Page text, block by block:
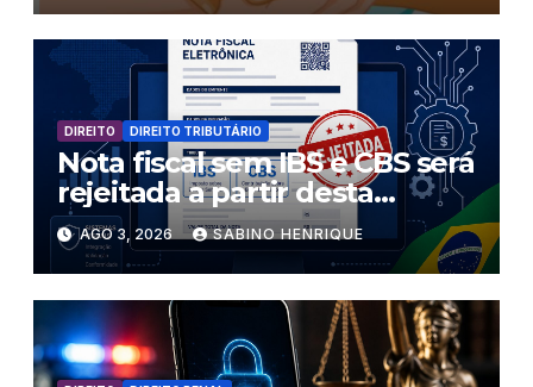
DIREITO DIREITO TRIBUTÁRIO
Nota fiscal sem IBS e CBS será
rejeitada a partir desta
segunda-feira
AGO 3, 2026 SABINO HENRIQUE